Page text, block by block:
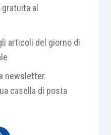
le domande
una delibera
condominio nella
voci di spesa a
interessato da tali
parziale al
al
articoli del giorno di
newsletter
casella di posta